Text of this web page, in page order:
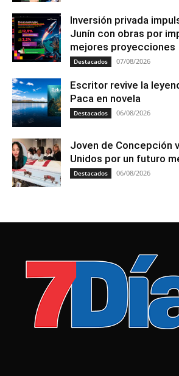
Inversión privada
Junín con obras por
mejores proyecciones
Destacados 07/08/2026
Escritor revive la
Paca en novela
Destacados 06/08/2026
Joven de Concepción
Unidos por un futuro
Destacados 06/08/2026